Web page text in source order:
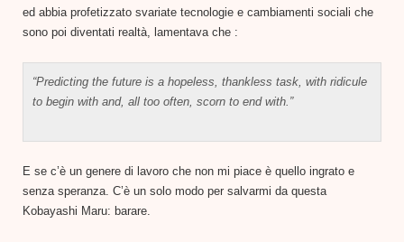
ed abbia profetizzato svariate tecnologie e cambiamenti sociali che
sono poi diventati realtà, lamentava che :
“Predicting the future is a hopeless, thankless task, with ridicule
to begin with and, all too often, scorn to end with.”
E se c’è un genere di lavoro che non mi piace è quello ingrato e
senza speranza. C’è un solo modo per salvarmi da questa
Kobayashi Maru: barare.